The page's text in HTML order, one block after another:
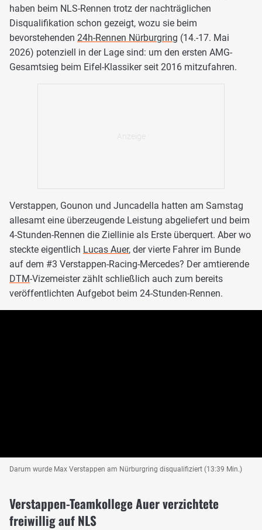
haben beim NLS-Rennen trotz der nachträglichen
Disqualifikation schon gezeigt, wozu sie beim
bevorstehenden 24h-Rennen Nürburgring (14.-17. Mai
2026) potenziell in der Lage sind: um den ersten AMG-
Gesamtsieg beim Eifel-Klassiker seit 2016 mitzufahren.
Verstappen, Gounon und Juncadella hatten am Samstag
allesamt eine überzeugende Leistung abgeliefert und beim
4-Stunden-Rennen die Ziellinie als Erste überquert. Aber wo
steckte eigentlich Lucas Auer, der vierte Fahrer im Bunde
auf dem #3 Verstappen-Racing-Mercedes? Der amtierende
DTM-Vizemeister zählt schließlich auch zum bereits
veröffentlichten Aufgebot beim 24-Stunden-Rennen.
Darum wurde Max Verstappen am Nürburgring disqualifiziert (13:39 Min.)
Verstappen-Teamkollege Auer verzichtete
freiwillig auf NLS